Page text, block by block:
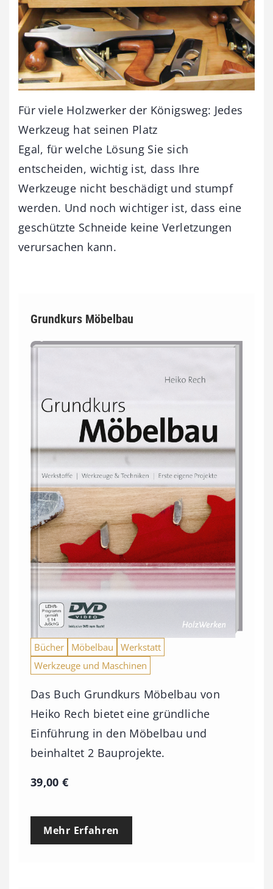
Für viele Holzwerker der Königsweg: Jedes
Werkzeug hat seinen Platz
Egal, für welche Lösung Sie sich
entscheiden, wichtig ist, dass Ihre
Werkzeuge nicht beschädigt und stumpf
werden. Und noch wichtiger ist, dass eine
geschützte Schneide keine Verletzungen
verursachen kann.
Grundkurs Möbelbau
Bücher Möbelbau
Werkstatt
Werkzeuge und Maschinen
Das Buch Grundkurs Möbelbau von
Heiko Rech bietet eine gründliche
Einführung in den Möbelbau und
beinhaltet 2 Bauprojekte.
39,00€
Mehr Erfahren